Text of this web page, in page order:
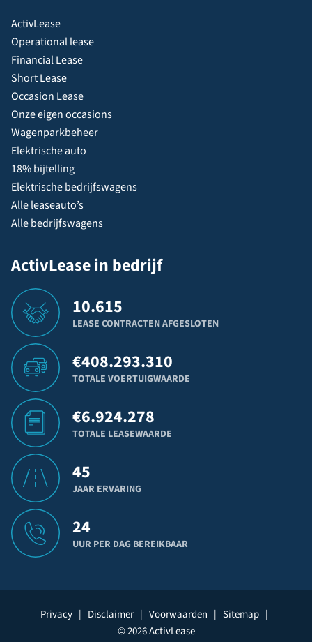
ActivLease
Operational lease
Financial Lease
Short Lease
Occasion Lease
Onze eigen occasions
Wagenparkbeheer
Elektrische auto
18% bijtelling
Elektrische bedrijfswagens
Alle leaseauto’s
Alle bedrijfswagens
ActivLease in bedrijf
10.615
LEASE CONTRACTEN AFGESLOTEN
€408.293.310
TOTALE VOERTUIGWAARDE
€6.924.278
TOTALE LEASEWAARDE
45
JAAR ERVARING
24
UUR PER DAG BEREIKBAAR
Privacy | Disclaimer | Voorwaarden | Sitemap |
© 2026 ActivLease